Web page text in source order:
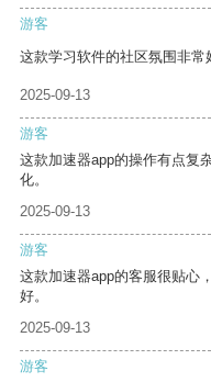
游客
这款学习软件的社区氛围非常
2025-09-13
游客
这款加速器app的操作有点复
化。
2025-09-13
游客
这款加速器app的客服很贴心
好。
2025-09-13
游客